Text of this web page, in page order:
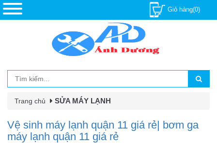
Giỏ hàng(0)
Trang chủ SỬA MÁY LẠNH
Vệ sinh máy lạnh quận 11 giá rẻ| bơm ga
máy lạnh quận 11 giá rẻ